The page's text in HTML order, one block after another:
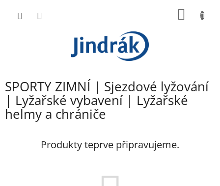
SPORTY ZIMNÍ | Sjezdové lyžování
| Lyžařské vybavení | Lyžařské
helmy a chrániče
Produkty teprve připravujeme.